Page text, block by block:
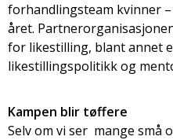
forhandlingsteam kvinner
året.
for likestilling, blant annet
likestillingspolitikk og
Kampen blir tøffere
Selv om vi ser mange små